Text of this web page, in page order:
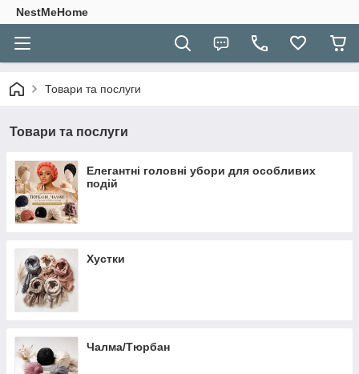
NestMeHome
Товари та послуги
Товари та послуги
Елегантні головні убори для особливих
подій
Хустки
Чалма/Тюрбан